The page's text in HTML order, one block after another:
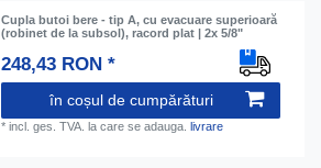
Cupla butoi bere - tip A, cu evacuare superioară
(robinet de la subsol), racord plat | 2x 5/8"
248,43 RON *
în coșul de cumpărături
*incl. ges. TVA. la care se adauga. livrare